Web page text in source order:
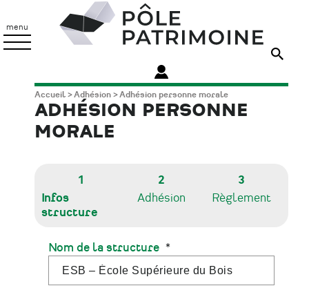
contenu
principal
menu
Patrimoine
Fil
d'Ariane
Accueil Adhésion Adhésion personne morale
ADHÉSION PERSONNE
MORALE
1
Infos
structure
2
Adhésion
3
Règlement
Nom de la structure